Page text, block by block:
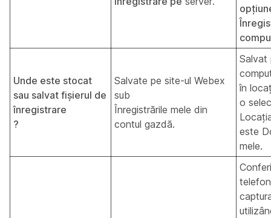
Unde este stocat
sau salvat fișierul de
înregistrare
?
Salvate pe site-ul Webex
sub
Înregistrările mele din
contul gazdă.
Salvat
în
o
este
mele.